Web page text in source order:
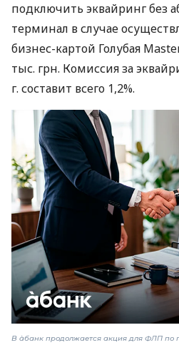
подключить эквайринг без
терминал в случае
бизнес-картой Голубая
тыс. грн. Комиссия за
г. составит всего 1,2%.
В àбанк продолжается акция для ФЛП по